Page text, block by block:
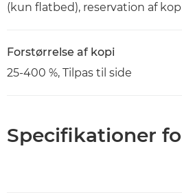
(kun flatbed), reservation af
Forstørrelse af kopi
25-400 %, Tilpas til side
Specifikationer